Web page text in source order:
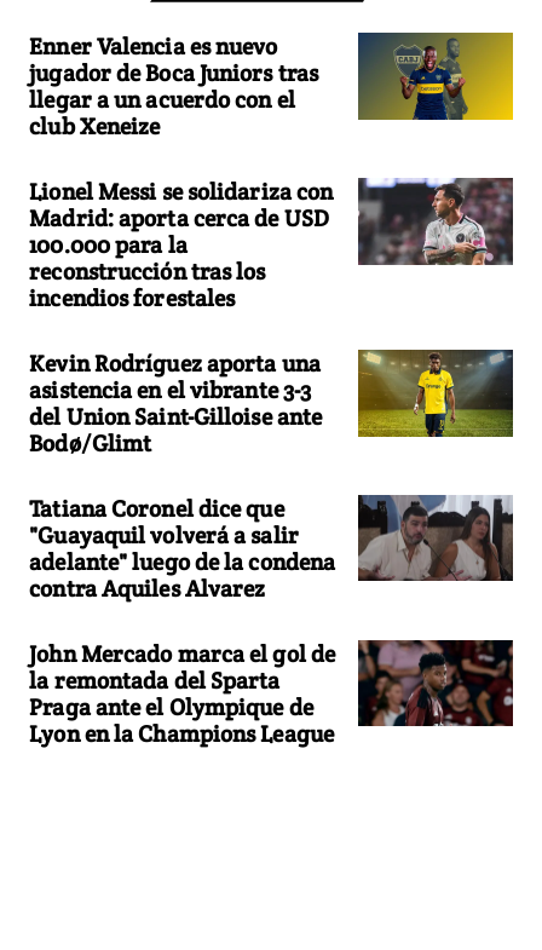
Enner Valencia es nuevo
jugador de Boca Juniors tras
llegar a un acuerdo con el
club Xeneize
Lionel Messi se solidariza con
Madrid: aporta cerca de USD
100.000 para la
reconstrucción tras los
incendios forestales
Kevin Rodríguez aporta una
asistencia en el vibrante 3-3
del Union Saint-Gilloise ante
Bodø/Glimt
Tatiana Coronel dice que
"Guayaquil volverá a salir
adelante" luego de la condena
contra Aquiles Alvarez
John Mercado marca el gol de
la remontada del Sparta
Praga ante el Olympique de
Lyon en la Champions League